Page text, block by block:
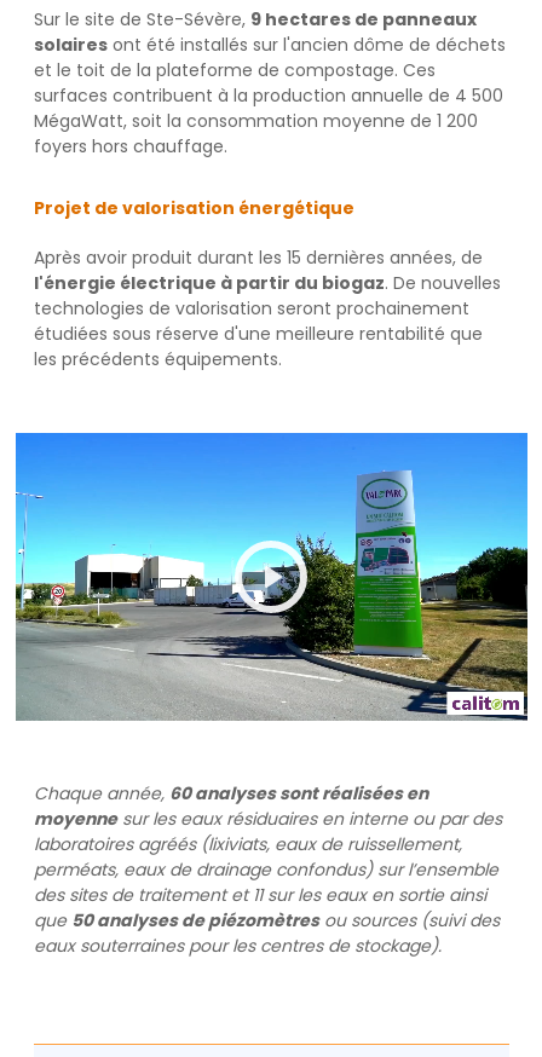
Sur le site de Ste-Sévère, 9 hectares de panneaux
solairesont été installés sur l'ancien dôme de déchets
et le toit de la plateforme de compostage. Ces
surfaces contribuent à la production annuelle de 4 500
MégaWatt, soit la consommation moyenne de 1 200
foyers hors chauffage.
Projet de valorisation énergétique
Après avoir produit durant les 15 dernières années, de
l'énergie électrique à partir du biogaz. De nouvelles
technologies de valorisation seront prochainement
étudiées sous réserve d'une meilleure rentabilité que
les précédents équipements.
Mute Settings
Play
Chaque année, 60 analyses sont réalisées en
moyennesur les eaux résiduaires en interne ou par des
laboratoires agréés (lixiviats, eaux de ruissellement,
perméats, eaux de drainage confondus) sur l’ensemble
des sites de traitement et 11 sur les eaux en sortie ainsi
que 50 analyses de piézomètresou sources (suivi des
eaux souterraines pour les centres de stockage).